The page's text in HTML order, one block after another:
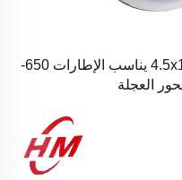
مصنع مباشر إطار الجرار مقاس 4.5x16 يناسب الإطارات 650-